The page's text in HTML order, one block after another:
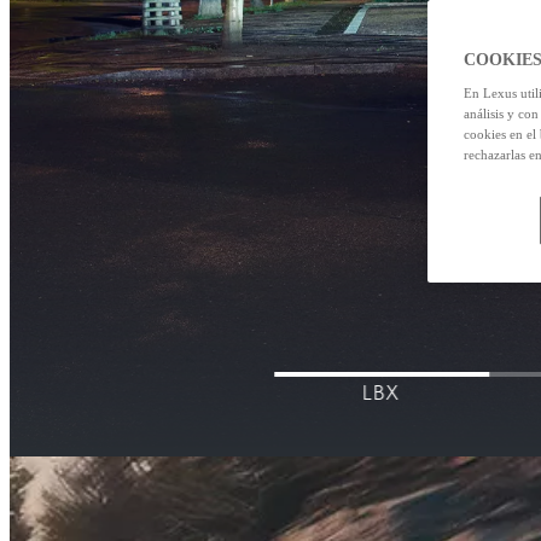
LBX
En Lexus
análisis y
cookies en el
rechazarlas